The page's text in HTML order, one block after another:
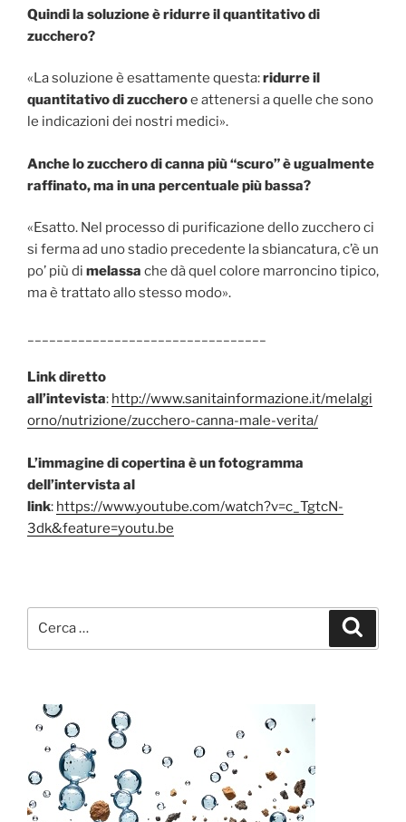
Quindi la soluzione è ridurre il quantitativo di
zucchero?
«La soluzione è esattamente questa:ridurre il
quantitativo di zuccheroe attenersi a quelle che sono
le indicazioni dei nostri medici».
Anche lo zucchero di canna più “scuro” è ugualmente
raffinato, ma in una percentuale più bassa?
«Esatto. Nel processo di purificazione dello zucchero ci
si ferma ad uno stadio precedente la sbiancatura, c’è un
po’ più di melassa che dà quel colore marroncino tipico,
ma è trattato allo stesso modo».
Link diretto
all’intevista: http://www.sanitainformazione.it/melalgi
orno/nutrizione/zucchero-canna-male-verita/
L’immagine di copertina è un fotogramma
dell’intervista al
link: https://www.youtube.com/watch?v=c_TgtcN-
3dk&feature=youtu.be